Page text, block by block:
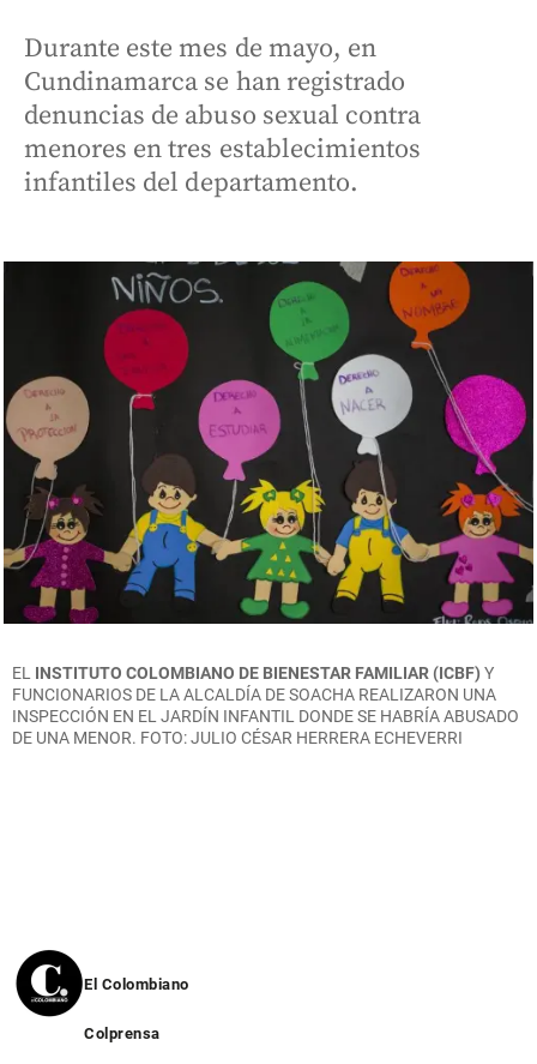
Durante este mes de mayo, en
Cundinamarca se han registrado
denuncias de abuso sexual contra
menores en tres establecimientos
infantiles del departamento.
EL INSTITUTO COLOMBIANO DE BIENESTAR FAMILIAR (ICBF) Y
FUNCIONARIOS DE LA ALCALDÍA DE SOACHA REALIZARON UNA
INSPECCIÓN EN EL JARDÍN INFANTIL DONDE SE HABRÍA ABUSADO
DE UNA MENOR. FOTO: JULIO CÉSAR HERRERA ECHEVERRI
El Colombiano
Colprensa